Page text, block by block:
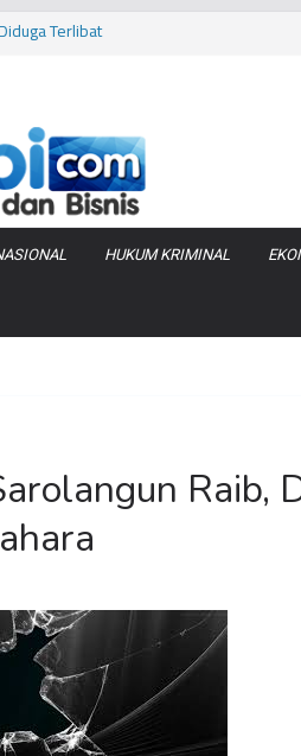
Terlibat
Jadi Rp
Zenix di
HUKUM KRIMINAL
Raib,